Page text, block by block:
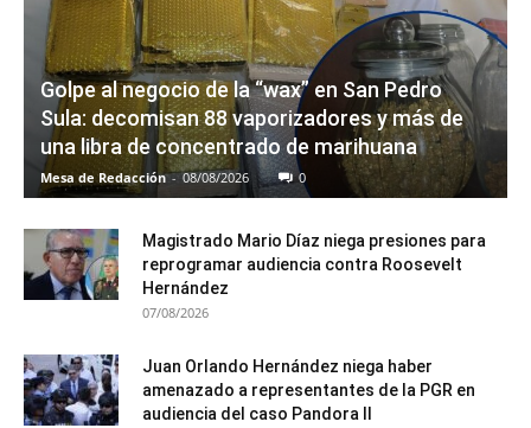
Golpe al negocio de la “wax” en San Pedro
Sula: decomisan 88 vaporizadores y más de
una libra de concentrado de marihuana
Mesa de Redacción - 08/08/2026 0
Magistrado Mario Díaz niega presiones para
reprogramar audiencia contra Roosevelt
Hernández
07/08/2026
Juan Orlando Hernández niega haber
amenazado a representantes de la PGR en
audiencia del caso Pandora II